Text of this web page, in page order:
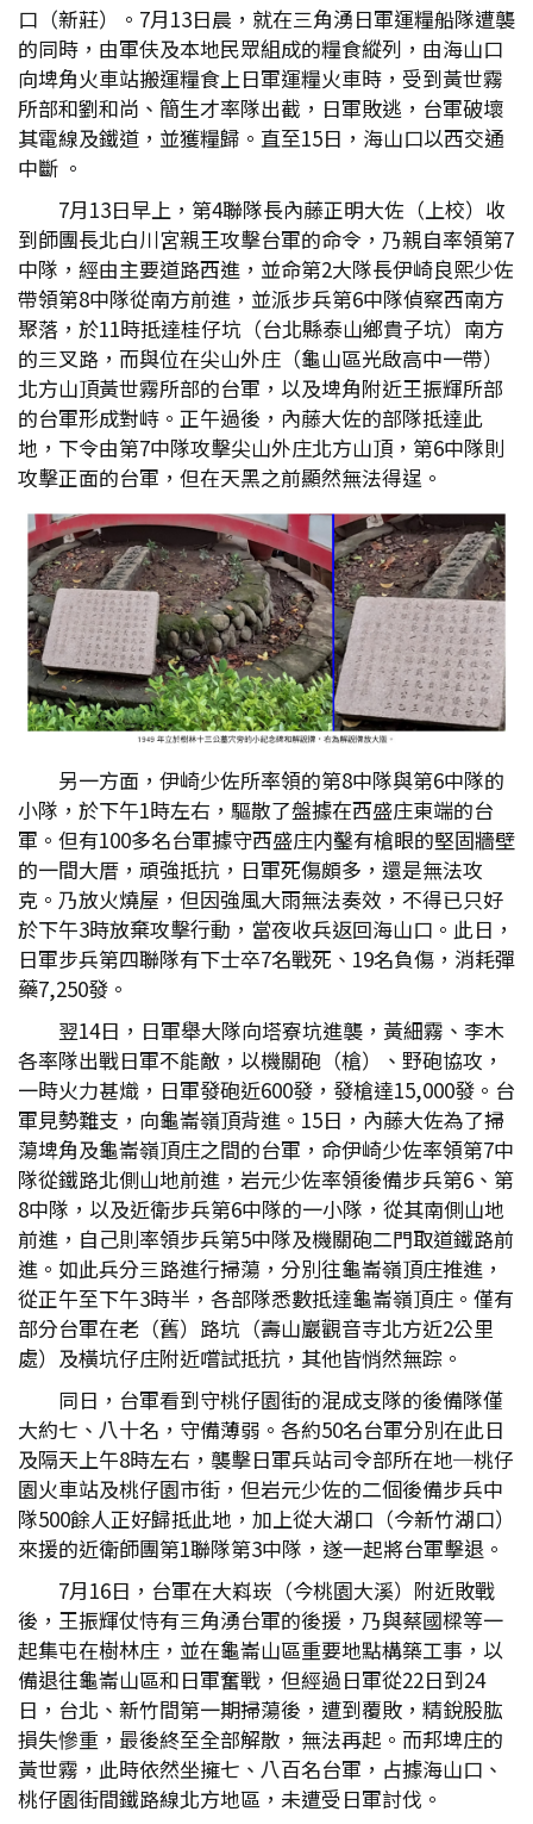
口（新莊）。7月13日晨，就在三角湧日軍運糧船隊遭襲
的同時，由軍伕及本地民眾組成的糧食縱列，由海山口
向埤角火車站搬運糧食上日軍運糧火車時，受到黃世霧
所部和劉和尚、簡生才率隊出截，日軍敗逃，台軍破壞
其電線及鐵道，並獲糧歸。直至15日，海山口以西交通
中斷 。
7月13日早上，第4聯隊長內藤正明大佐（上校）收
到師團長北白川宮親王攻擊台軍的命令，乃親自率領第7
中隊，經由主要道路西進，並命第2大隊長伊崎良熙少佐
帶領第8中隊從南方前進，並派步兵第6中隊偵察西南方
聚落，於11時抵達桂仔坑（台北縣泰山鄉貴子坑）南方
的三叉路，而與位在尖山外庄（龜山區光啟高中一帶）
北方山頂黃世霧所部的台軍，以及埤角附近王振輝所部
的台軍形成對峙。正午過後，內藤大佐的部隊抵達此
地，下令由第7中隊攻擊尖山外庄北方山頂，第6中隊則
攻擊正面的台軍，但在天黑之前顯然無法得逞。
另一方面，伊崎少佐所率領的第8中隊與第6中隊的
小隊，於下午1時左右，驅散了盤據在西盛庄東端的台
軍。但有100多名台軍據守西盛庄内鑿有槍眼的堅固牆壁
的一間大厝，頑強抵抗，日軍死傷頗多，還是無法攻
克。乃放火燒屋，但因強風大雨無法奏效，不得已只好
於下午3時放棄攻擊行動，當夜收兵返回海山口。此日，
日軍步兵第四聯隊有下士卒7名戰死、19名負傷，消耗彈
藥7,250發。
翌14日，日軍舉大隊向塔寮坑進襲，黃細霧、李木
各率隊出戰日軍不能敵，以機關砲（槍）、野砲協攻，
一時火力甚熾，日軍發砲近600發，發槍達15,000發。台
軍見勢難支，向龜崙嶺頂背進。15日，內藤大佐為了掃
蕩埤角及龜崙嶺頂庄之間的台軍，命伊崎少佐率領第7中
隊從鐵路北側山地前進，岩元少佐率領後備步兵第6、第
8中隊，以及近衛步兵第6中隊的一小隊，從其南側山地
前進，自己則率領步兵第5中隊及機關砲二門取道鐵路前
進。如此兵分三路進行掃蕩，分別往龜崙嶺頂庄推進，
從正午至下午3時半，各部隊悉數抵達龜崙嶺頂庄。僅有
部分台軍在老（舊）路坑（壽山巖觀音寺北方近2公里
處）及橫坑仔庄附近嚐試抵抗，其他皆悄然無踪。
同日，台軍看到守桃仔園街的混成支隊的後備隊僅
大約七、八十名，守備薄弱。各約50名台軍分別在此日
及隔天上午8時左右，襲擊日軍兵站司令部所在地─桃仔
園火車站及桃仔園市街，但岩元少佐的二個後備步兵中
隊500餘人正好歸抵此地，加上從大湖口（今新竹湖口）
來援的近衛師團第1聯隊第3中隊，遂一起將台軍擊退。
7月16日，台軍在大嵙崁（今桃園大溪）附近敗戰
後，王振輝仗恃有三角湧台軍的後援，乃與蔡國樑等一
起集屯在樹林庄，並在龜崙山區重要地點構築工事，以
備退往龜崙山區和日軍奮戰，但經過日軍從22日到24
日，台北、新竹間第一期掃蕩後，遭到覆敗，精銳股肱
損失慘重，最後終至全部解散，無法再起。而邦埤庄的
黃世霧，此時依然坐擁七、八百名台軍，占據海山口、
桃仔園街間鐵路線北方地區，未遭受日軍討伐。